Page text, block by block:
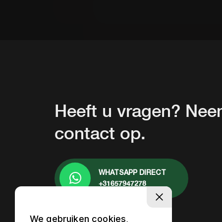
Heeft u vragen?
contact op.
WHATSAPP DIRECT
+31657947278
We gebruiken cookies,